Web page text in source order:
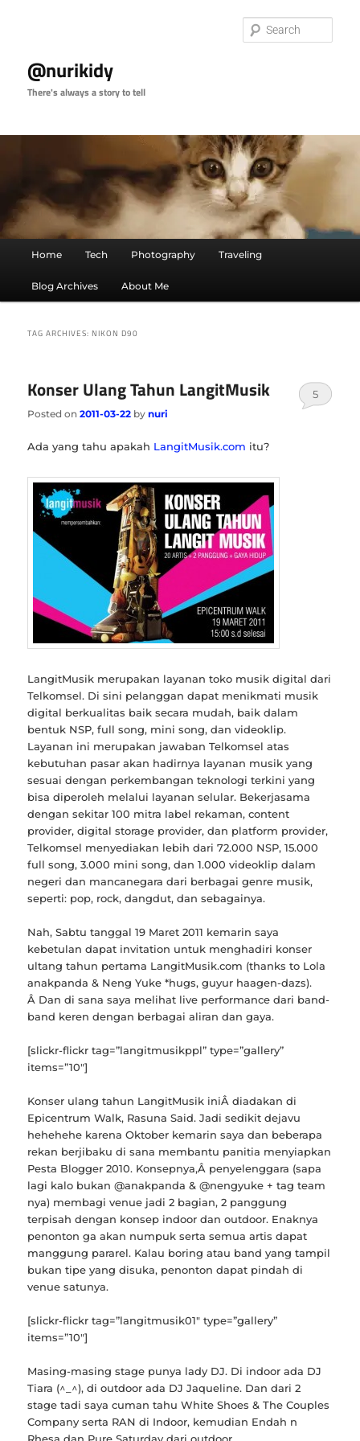
@nurikidy
There's always a story to tell
Home Tech Photography Traveling
Blog Archives About Me
TAG ARCHIVES:NIKON D90
Konser Ulang Tahun LangitMusik
Posted on2011-03-22 bynuri
5
Ada yang tahu apakah LangitMusik.com itu?
LangitMusik merupakan layanan toko musik digital dari
Telkomsel. Di sini pelanggan dapat menikmati musik
digital berkualitas baik secara mudah, baik dalam
bentuk NSP, full song, mini song, dan videoklip.
Layanan ini merupakan jawaban Telkomsel atas
kebutuhan pasar akan hadirnya layanan musik yang
sesuai dengan perkembangan teknologi terkini yang
bisa diperoleh melalui layanan selular. Bekerjasama
dengan sekitar 100 mitra label rekaman, content
provider, digital storage provider, dan platform provider,
Telkomsel menyediakan lebih dari 72.000 NSP, 15.000
full song, 3.000 mini song, dan 1.000 videoklip dalam
negeri dan mancanegara dari berbagai genre musik,
seperti: pop, rock, dangdut, dan sebagainya.
Nah, Sabtu tanggal 19 Maret 2011 kemarin saya
kebetulan dapat invitation untuk menghadiri konser
ultang tahun pertama LangitMusik.com (thanks to Lola
anakpanda & Neng Yuke *hugs, guyur haagen-dazs).
Â Dan di sana saya melihat live performance dari band-
band keren dengan berbagai aliran dan gaya.
[slickr-flickr tag=”langitmusikppl” type=”gallery”
items=”10″]
Konser ulang tahun LangitMusik iniÂ diadakan di
Epicentrum Walk, Rasuna Said. Jadi sedikit dejavu
hehehehe karena Oktober kemarin saya dan beberapa
rekan berjibaku di sana membantu panitia menyiapkan
Pesta Blogger 2010. Konsepnya,Â penyelenggara (sapa
lagi kalo bukan @anakpanda & @nengyuke + tag team
nya) membagi venue jadi 2 bagian, 2 panggung
terpisah dengan konsep indoor dan outdoor. Enaknya
penonton ga akan numpuk serta semua artis dapat
manggung pararel. Kalau boring atau band yang tampil
bukan tipe yang disuka, penonton dapat pindah di
venue satunya.
[slickr-flickr tag=”langitmusik01″ type=”gallery”
items=”10″]
Masing-masing stage punya lady DJ. Di indoor ada DJ
Tiara (^_^), di outdoor ada DJ Jaqueline. Dan dari 2
stage tadi saya cuman tahu White Shoes & The Couples
Company serta RAN di Indoor, kemudian Endah n